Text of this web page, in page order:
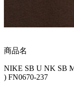
商品名
NIKE SB U NK SB
) FN0670-237